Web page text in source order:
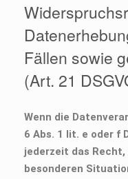
Fällen sowie
(Art. 21
Wenn die
6 Abs. 1 lit. e oder f
jederzeit das Recht,
besonderen